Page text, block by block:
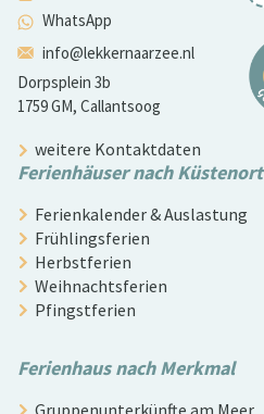
WhatsApp
info@lekkernaarzee.nl
Dorpsplein 3b
1759 GM, Callantsoog
weitere Kontaktdaten
Ferienhäuser nach Küstenort
Ferienkalender & Auslastung
Frühlingsferien
Herbstferien
Weihnachtsferien
Pfingstferien
Ferienhaus nach Merkmal